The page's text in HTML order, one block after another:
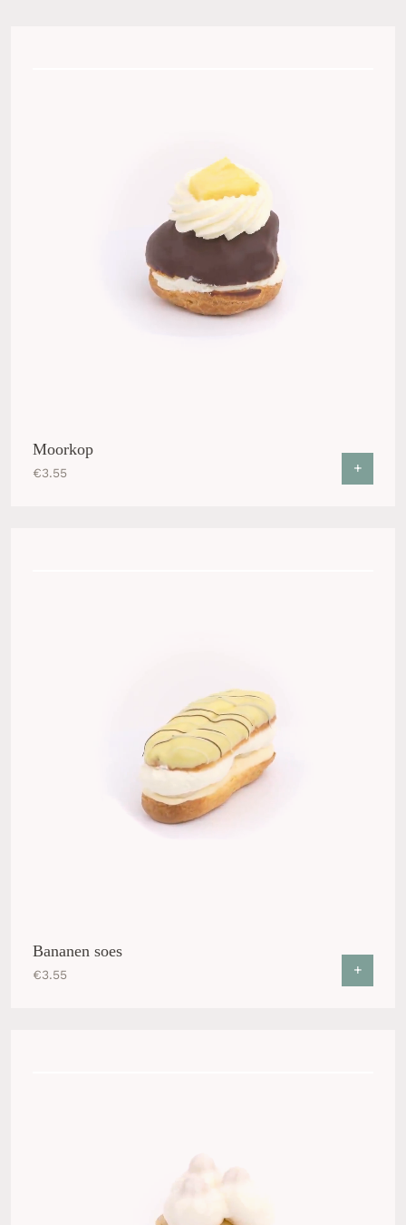
Moorkop
€3.55 +
Bananen soes
€3.55 +